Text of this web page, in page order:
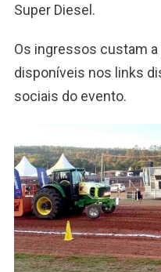
Super Diesel.
Os ingressos custam a
disponíveis nos links
sociais do evento.